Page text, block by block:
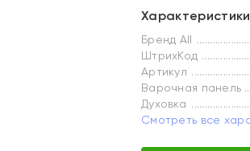
Характеристики
Бренд All
ШтрихКод
Артикул
Варочная панель
Духовка
Смотреть все